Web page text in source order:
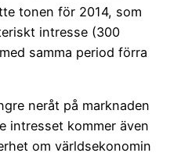
tonen för 2014, som
intresse (300
samma period förra
neråt på marknaden
intresset kommer även
om världsekonomin